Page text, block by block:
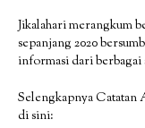
Jikalahari merangkum
sepanjang 2020
informasi dari berbagai
Selengkapnya Catatan
di sini: